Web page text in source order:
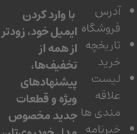
آدرس
فروشگاه
تاریخچه
لیست
مندی ها
خبرنامه
با وارد کردن
ایمیل خود، زودتر
از همه از
تخفیف‌ها،
پیشنهادهای
ویژه و قطعات
جدید مخصوص